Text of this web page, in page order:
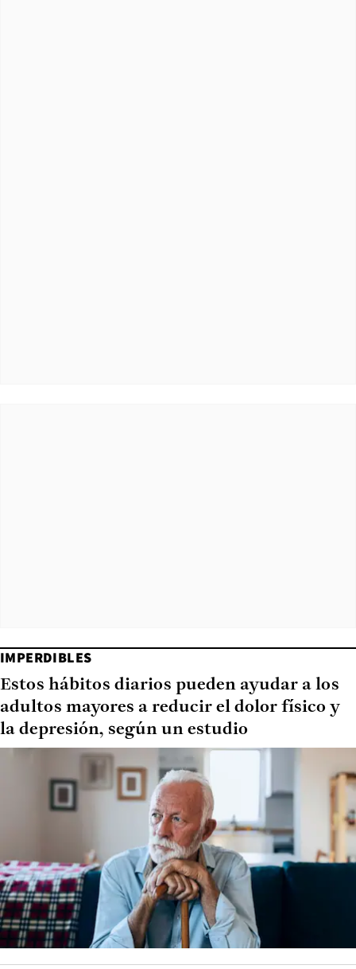
IMPERDIBLES
Estos hábitos diarios pueden ayudar a los
adultos mayores a reducir el dolor físico y
la depresión, según un estudio